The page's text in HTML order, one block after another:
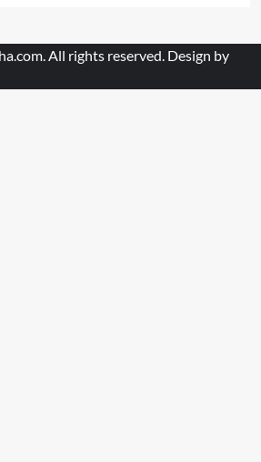
. All rights reserved. Design by